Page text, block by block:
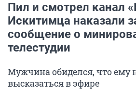
Пил и смотрел канал
Искитимца наказали
сообщение о
телестудии
Мужчина обиделся, что ему
высказаться в эфире